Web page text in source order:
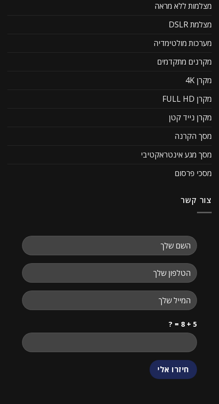
מצלמות ללא מראה
מצלמת DSLR
מערכות מולטימדיה
מקרנים מתקדמים
מקרן 4K
מקרן FULL HD
מקרן נייד קטן
מסך הקרנה
מסך מגע אינטראקטיבי
מסכי פרסום
צור קשר
5 + 8 = ?